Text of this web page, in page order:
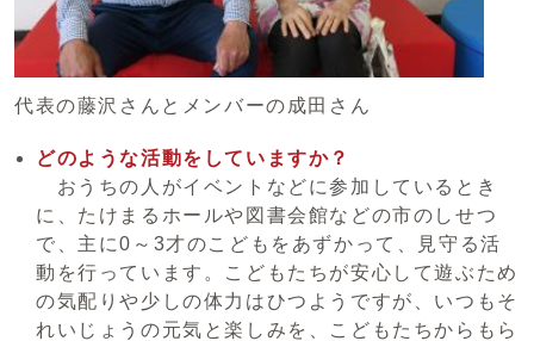
代表の藤沢さんとメンバーの成田さん
どのような活動をしていますか？
おうちの人がイベントなどに参加しているとき
に、たけまるホールや図書会館などの市のしせつ
で、主に0～3才のこどもをあずかって、見守る活
動を行っています。こどもたちが安心して遊ぶため
の気配りや少しの体力はひつようですが、いつもそ
れいじょうの元気と楽しみを、こどもたちからもら